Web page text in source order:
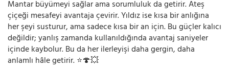
Mantar büyümeyi sağlar ama sorumluluk da getirir. Ateş
çiçeği mesafeyi avantaja çevirir. Yıldız ise kısa bir anlığına
her şeyi susturur, ama sadece kısa bir an için. Bu güçler kalıcı
değildir; yanlış zamanda kullanıldığında avantaj saniyeler
içinde kaybolur. Bu da her ilerleyişi daha gergin, daha
anlamlı hâle getirir. ⭐🍄💥